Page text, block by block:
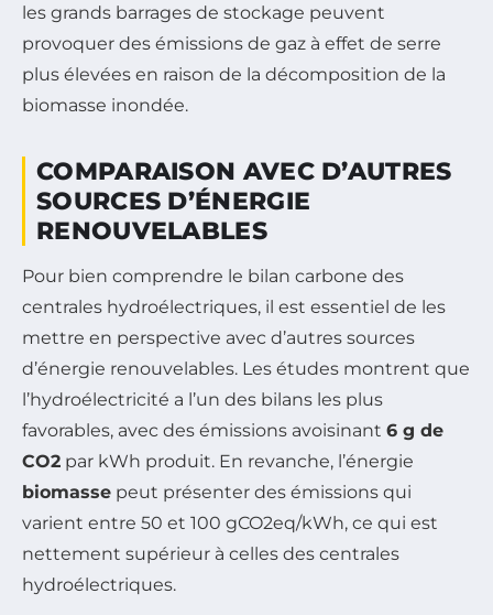
les grands barrages de stockage peuvent
provoquer des émissions de gaz à effet de serre
plus élevées en raison de la décomposition de la
biomasse inondée.
COMPARAISON AVEC D’AUTRES
SOURCES D’ÉNERGIE
RENOUVELABLES
Pour bien comprendre le bilan carbone des
centrales hydroélectriques, il est essentiel de les
mettre en perspective avec d’autres sources
d’énergie renouvelables. Les études montrent que
l’hydroélectricité a l’un des bilans les plus
favorables, avec des émissions avoisinant 6 g de
CO2 par kWh produit. En revanche, l’énergie
biomasse peut présenter des émissions qui
varient entre 50 et 100 gCO2eq/kWh, ce qui est
nettement supérieur à celles des centrales
hydroélectriques.